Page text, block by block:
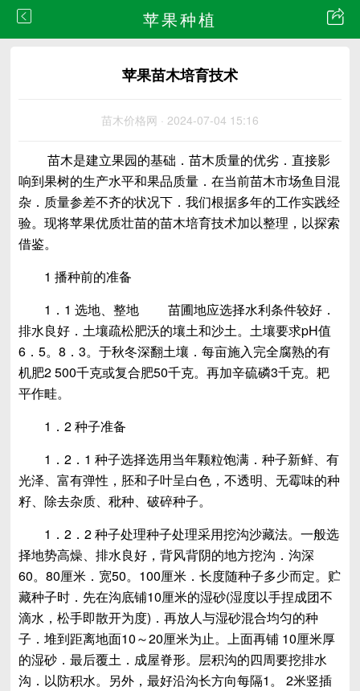
苹果种植
苹果苗木培育技术
苗木价格网 · 2024-07-04 15:16
苗木是建立果园的基础．苗木质量的优劣．直接影
响到果树的生产水平和果品质量．在当前苗木市场鱼目混
杂．质量参差不齐的状况下．我们根据多年的工作实践经
验。现将苹果优质壮苗的苗木培育技术加以整理，以探索
借鉴。
1 播种前的准备
1．1 选地、整地 苗圃地应选择水利条件较好．
排水良好．土壤疏松肥沃的壤土和沙土。土壤要求pH值
6．5。8．3。于秋冬深翻土壤．每亩施入完全腐熟的有
机肥2 500千克或复合肥50千克。再加辛硫磷3千克。耙
平作畦。
1．2 种子准备
1．2．1 种子选择选用当年颗粒饱满．种子新鲜、有
光泽、富有弹性，胚和子叶呈白色，不透明、无霉味的种
籽、除去杂质、秕种、破碎种子。
1．2．2 种子处理种子处理采用挖沟沙藏法。一般选
择地势高燥、排水良好，背风背阴的地方挖沟．沟深
60。80厘米．宽50。100厘米．长度随种子多少而定。贮
藏种子时．先在沟底铺10厘米的湿砂(湿度以手捏成团不
滴水，松手即散开为度)．再放人与湿砂混合均匀的种
子．堆到距离地面10～20厘米为止。上面再铺 10厘米厚
的湿砂．最后覆土．成屋脊形。层积沟的四周要挖排水
沟．以防积水。另外，最好沿沟长方向每隔1。 2米竖插